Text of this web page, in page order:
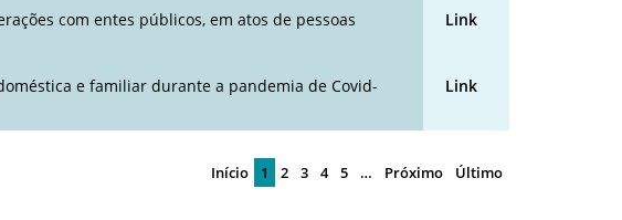
com entes públicos, em atos de pessoas
Link
e familiar durante a pandemia de Covid-
Link
Início 1 2 3 4 5 … Próximo Último